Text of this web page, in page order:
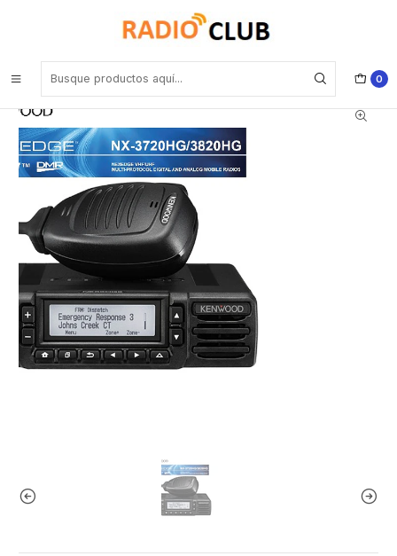
0
Rango UHF Alto 400-520 Mhz (Rango frecuencia Industrial)
Kenwood NX-3820HGK UHF2 450-520 MHz 512CH NXDN™-DMR-
Análogo 50W Radio móvil digital modos NXDN™-DMR-Análogo,